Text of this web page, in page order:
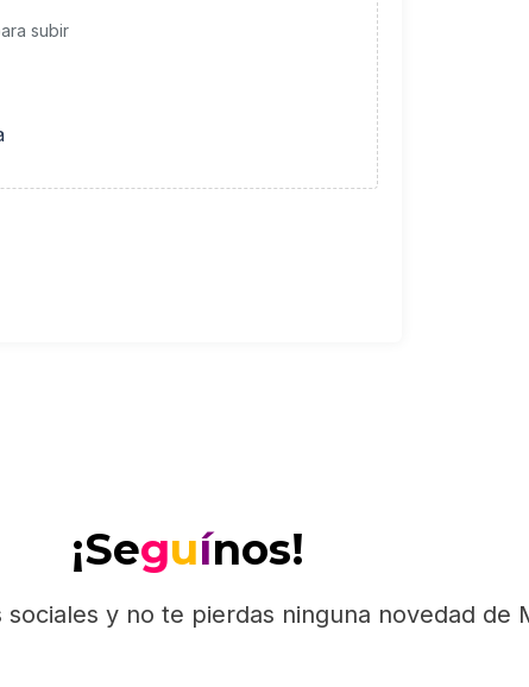
subir
¡Seguínos!
y no te pierdas ninguna novedad de